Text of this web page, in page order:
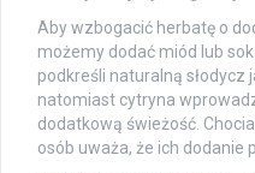
Aby wzbogacić herbatę o
możemy dodać miód lub
podkreśli naturalną słodycz
natomiast cytryna
dodatkową świeżość.
osób uważa, że ich dodanie